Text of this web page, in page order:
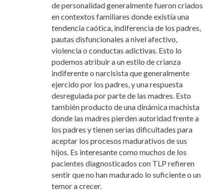
de personalidad generalmente fueron criados
en contextos familiares donde existía una
tendencia caótica, indiferencia de los padres,
pautas disfuncionales a nivel afectivo,
violencia o conductas adictivas. Esto lo
podemos atribuir a un estilo de crianza
indiferente o narcisista que generalmente
ejercido por los padres, y una respuesta
desregulada por parte de las madres. Esto
también producto de una dinámica machista
donde las madres pierden autoridad frente a
los padres y tienen serias dificultades para
aceptar los procesos madurativos de sus
hijos. Es interesante como muchos de los
pacientes diagnosticados con TLP refieren
sentir que no han madurado lo suficiente o un
temor a crecer.